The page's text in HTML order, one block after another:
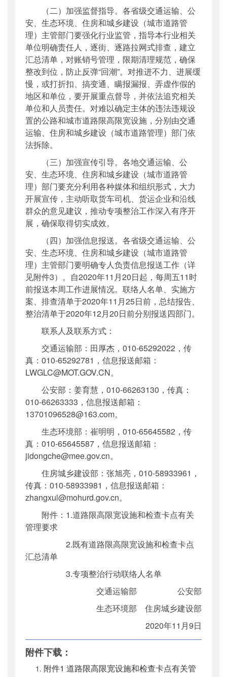
（二）加强监督指导。各省级交通运输、公
安、生态环境、住房和城乡建设（城市道路管
理）主管部门要强化行业监管，指导本行业相关
单位明确责任人，逐街、逐路拉网式排查，建立
汇总清单，对账销号管理，限期清理规范，确保
整改到位，防止反弹“回潮”。对推进不力、进展缓
慢，或打折扣、搞变通、瞒报漏报、弄虚作假的
地区和单位，要开展重点督导，并依法追究相关
单位和人员责任。对难以确定主体的违法违规设
置的公路和城市道路限高限宽设施，分别由交通
运输、住房和城乡建设（城市道路管理）部门依
法拆除。
（三）加强宣传引导。各地交通运输、公
安、生态环境、住房和城乡建设（城市道路管
理）部门要充分利用各种媒体和组织形式，大力
开展宣传，主动听取货车司机、货运企业和沿线
群众的意见建议，推动专项整治工作深入有序开
展，确保取得切实成效。
（四）加强信息报送。各省级交通运输、公
安、生态环境、住房和城乡建设（城市道路管
理）主管部门要明确专人负责信息报送工作（详
见附件3）。自2020年11月20日起，每周五11时
前报送本周工作进展情况。联络人名单、实施方
案、排查清单于2020年11月25日前，总结报告、
整治清单于2020年12月20日前分别报送四部门。
联系人及联系方式：
交通运输部：田厚杰，010-65292022，传
真：010-65292781，信息报送邮箱：
LWGLC@MOT.GOV.CN。
公安部：姜育慧，010-66263130，传真：
010-66263333，信息报送邮箱：
13701096528@163.com。
生态环境部：崔明明，010-65645582，传
真：010-65645587，信息报送邮箱：
jidongche@mee.gov.cn。
住房城乡建设部：张旭亮，010-58933961，
传真：010-58933981，信息报送邮箱：
zhangxul@mohurd.gov.cn。
附件：1.道路限高限宽设施和检查卡点有关
管理要求
2.既有道路限高限宽设施和检查卡点
汇总清单
3.专项整治行动联络人名单
交通运输部 公安部
生态环境部 住房城乡建设部
2020年11月9日
附件下载：
附件1 道路限高限宽设施和检查卡点有关管